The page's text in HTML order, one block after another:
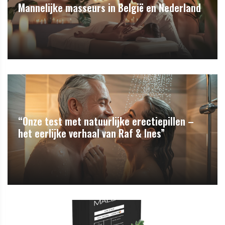
Mannelijke masseurs in België en Nederland
“Onze test met natuurlijke erectiepillen –
het eerlijke verhaal van Raf & Ines”